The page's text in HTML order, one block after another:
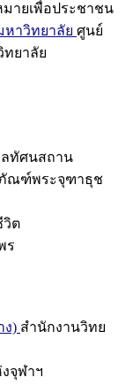
ายเพื่อประชาชน
าวิทยาลัย ศูนย์
ยาลัย
ทัศนสถาน
ณฑ์พระจุฑาธุช
ต
ร
ง) สำนักงานวิทย
จุฬาฯ